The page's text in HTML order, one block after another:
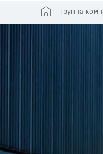
Группа